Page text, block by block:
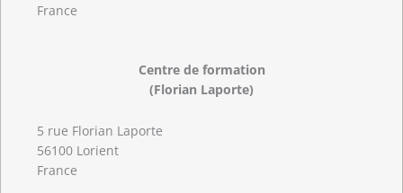
France
Centre de formation
(Florian Laporte)
5 rue Florian Laporte
56100 Lorient
France